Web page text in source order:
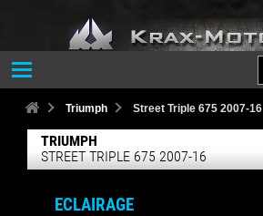
Triumph Street Triple 675 2007-16
TRIUMPH
STREET TRIPLE 675 2007-16
ECLAIRAGE